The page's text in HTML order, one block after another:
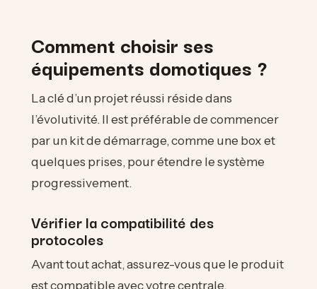
Comment choisir ses
équipements domotiques ?
La clé d’un projet réussi réside dans
l’évolutivité. Il est préférable de commencer
par un kit de démarrage, comme une box et
quelques prises, pour étendre le système
progressivement.
Vérifier la compatibilité des
protocoles
Avant tout achat, assurez-vous que le produit
est compatible avec votre centrale.